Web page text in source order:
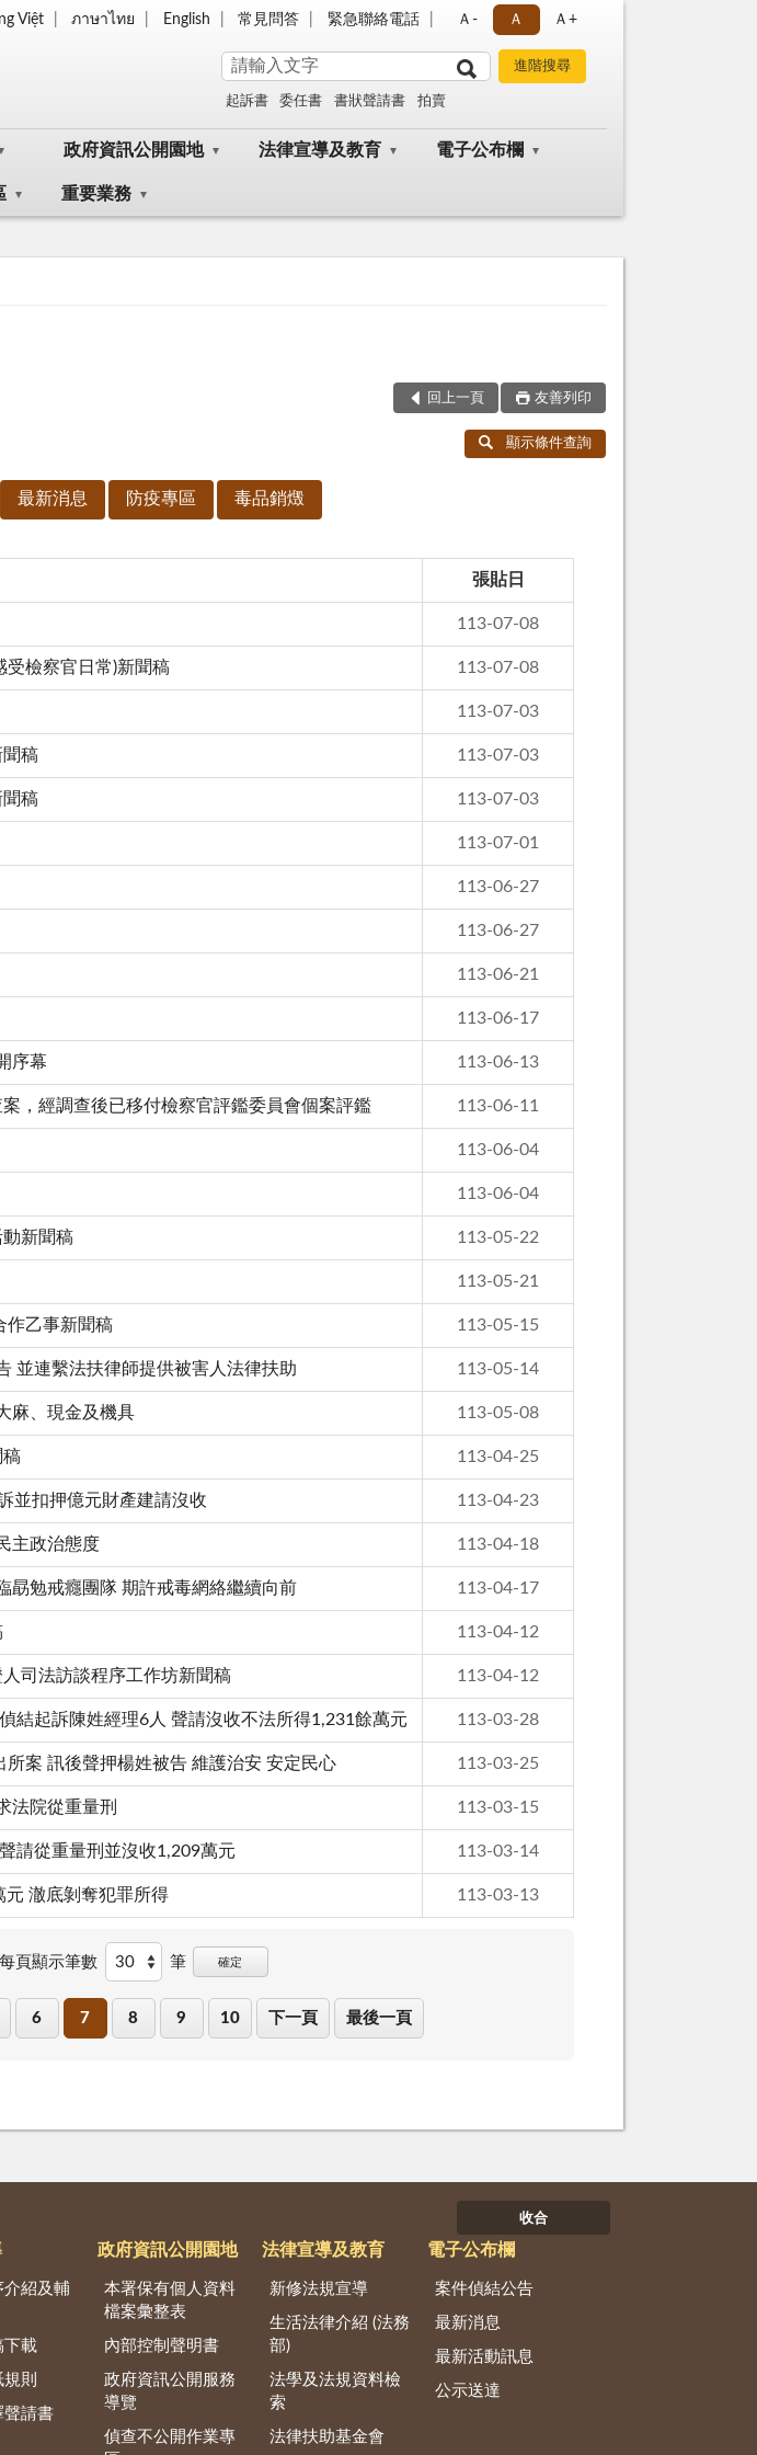
Việt ภาษาไทย English 常見問答 緊急聯絡電話 Ａ- Ａ Ａ+
起訴書 委任書 書狀聲請書 拍賣
政府資訊公開園地 法律宣導及教育 電子公布欄
重要業務
回上一頁 友善列印
顯示條件查詢
最新消息 防疫專區 毒品銷燬
張貼日
113-07-08
受檢察官日常)新聞稿 113-07-08
113-07-03
聞稿 113-07-03
聞稿 113-07-03
113-07-01
113-06-27
113-06-27
113-06-21
113-06-17
序幕 113-06-13
，經調查後已移付檢察官評鑑委員會個案評鑑 113-06-11
113-06-04
113-06-04
新聞稿 113-05-22
113-05-21
作乙事新聞稿 113-05-15
並連繫法扶律師提供被害人法律扶助 113-05-14
麻、現金及機具 113-05-08
稿 113-04-25
並扣押億元財產建請沒收 113-04-23
主政治態度 113-04-18
勗勉戒癮團隊 期許戒毒網絡繼續向前 113-04-17
113-04-12
司法訪談程序工作坊新聞稿 113-04-12
結起訴陳姓經理6人 聲請沒收不法所得1,231餘萬元 113-03-28
案 訊後聲押楊姓被告 維護治安 安定民心 113-03-25
法院從重量刑 113-03-15
請從重量刑並沒收1,209萬元 113-03-14
澈底剝奪犯罪所得 113-03-13
每頁顯示筆數 筆 確定
6 7 8 9 10 下一頁 最後一頁
收合
介紹及輔
下載
則
聲請書
政府資訊公開園地
本署保有個人資料
檔案彙整表
內部控制聲明書
政府資訊公開服務
導覽
偵查不公開作業專
法律宣導及教育
新修法規宣導
生活法律介紹 (法務
部)
法學及法規資料檢
索
法律扶助基金會
電子公布欄
案件偵結公告
最新消息
最新活動訊息
公示送達